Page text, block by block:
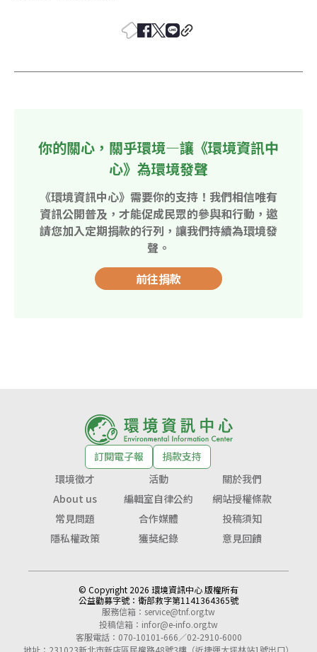
你的關心，關乎環境—讓《環境資訊中
心》為環境發聲
《環境資訊中心》需要你的支持！我們相信唯有
資訊公開普及，才能促成民眾的參與和行動，邀
請您加入定期捐款的行列，讓我們持續為環境發
聲。
前往捐款
訂閱電子報
捐款支持
環境徵才
活動
關於我們
About us
編輯室自律公約
網站授權條款
常見問題
合作媒體
投稿須知
隱私權政策
獲獎紀錄 意見回饋
© Copyright 2026 環境資訊中心 版權所有
公益勸募字號： 衛部救字第1141364365號
服務信箱： service@tnf.org.tw
投稿信箱： infor@e-info.org.tw
客服電話：070-10101-666／02-2910-6000
地址：231023新北市新店區民權路48號3樓（近捷運大坪林站1號出口）